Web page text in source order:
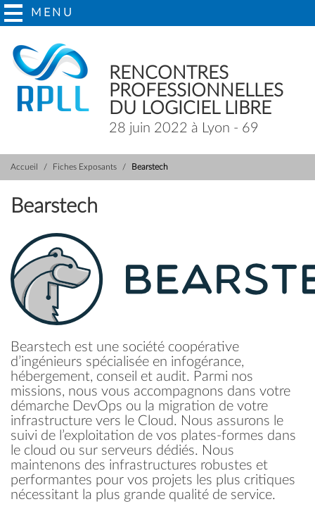
MENU
RENCONTRES
PROFESSIONNELLES
DU LOGICIEL LIBRE
28 juin 2022 à Lyon - 69
Accueil Fiches Exposants Bearstech
Bearstech
Bearstech est une société coopérative
d’ingénieurs spécialisée en infogérance,
hébergement, conseil et audit. Parmi nos
missions, nous vous accompagnons dans votre
démarche DevOps ou la migration de votre
infrastructure vers le Cloud. Nous assurons le
suivi de l’exploitation de vos plates-formes dans
le cloud ou sur serveurs dédiés. Nous
maintenons des infrastructures robustes et
performantes pour vos projets les plus critiques
nécessitant la plus grande qualité de service.